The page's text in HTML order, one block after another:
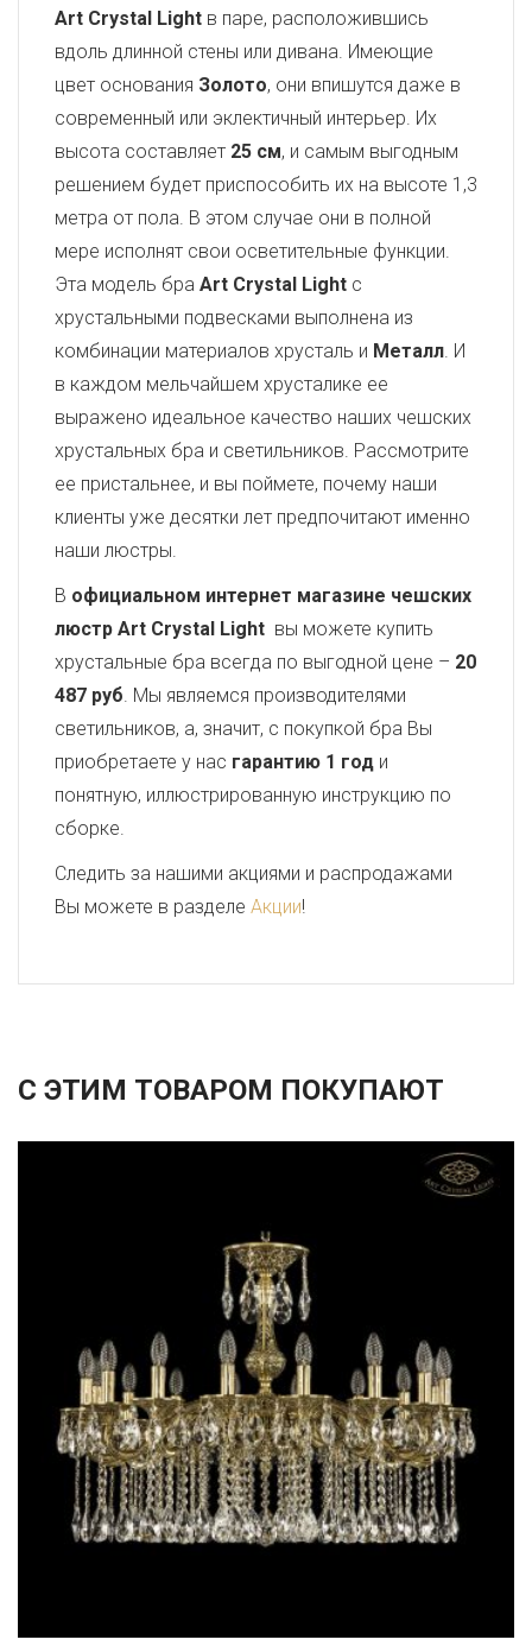
Art Crystal Light в паре, расположившись
вдоль длинной стены или дивана. Имеющие
цвет основания Золото, они впишутся даже в
современный или эклектичный интерьер. Их
высота составляет 25 см, и самым выгодным
решением будет приспособить их на высоте 1,3
метра от пола. В этом случае они в полной
мере исполнят свои осветительные функции.
Эта модель бра Art Crystal Light с
хрустальными подвесками выполнена из
комбинации материалов хрусталь и Металл. И
в каждом мельчайшем хрусталике ее
выражено идеальное качество наших чешских
хрустальных бра и светильников. Рассмотрите
ее пристальнее, и вы поймете, почему наши
клиенты уже десятки лет предпочитают именно
наши люстры.
В официальном интернет магазине чешских
люстр Art Crystal Light вы можете купить
хрустальные бра всегда по выгодной цене – 20
487 руб. Мы являемся производителями
светильников, а, значит, с покупкой бра Вы
приобретаете у нас гарантию 1 год и
понятную, иллюстрированную инструкцию по
сборке.
Следить за нашими акциями и распродажами
Вы можете в разделе Акции!
С ЭТИМ ТОВАРОМ ПОКУПАЮТ